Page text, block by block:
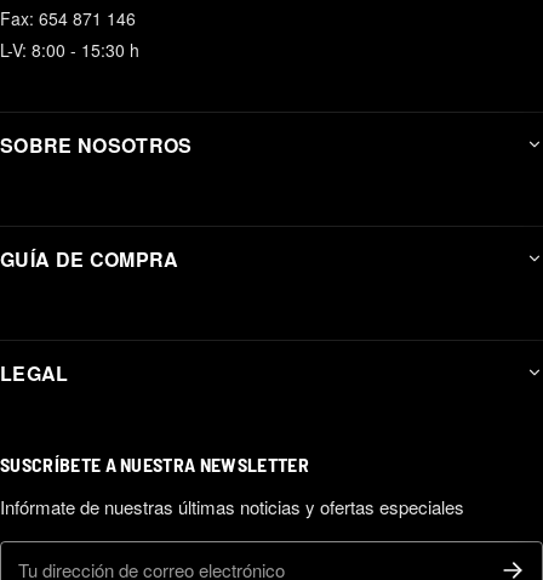
Fax: 654 871 146
L-V: 8:00 - 15:30 h
SOBRE NOSOTROS
GUÍA DE COMPRA
LEGAL
SUSCRÍBETE A NUESTRA NEWSLETTER
Infórmate de nuestras últimas noticias y ofertas especiales